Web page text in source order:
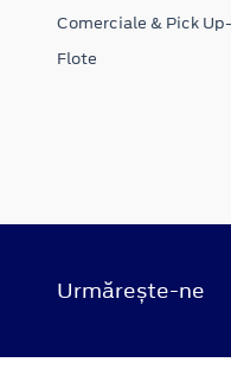
Comerciale & Pick
Flote
Urmărește-ne